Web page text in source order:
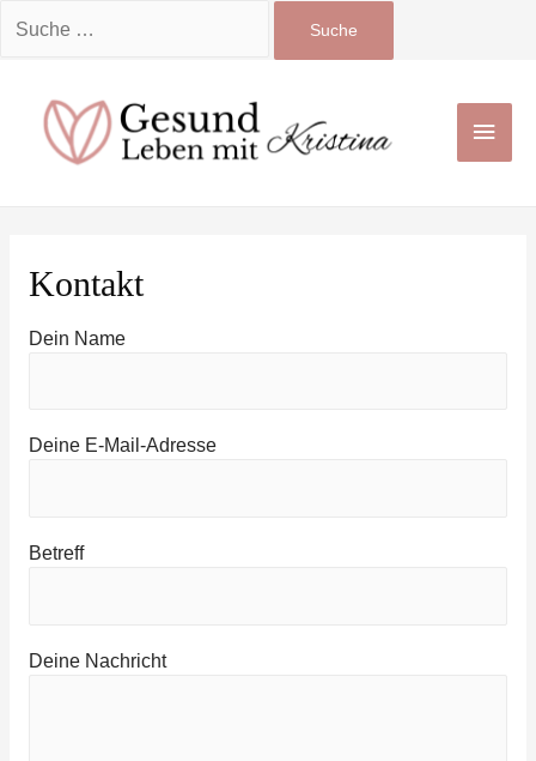
nach:
springen
Kontakt
Dein Name
Deine E-Mail-Adresse
Betreff
Deine Nachricht